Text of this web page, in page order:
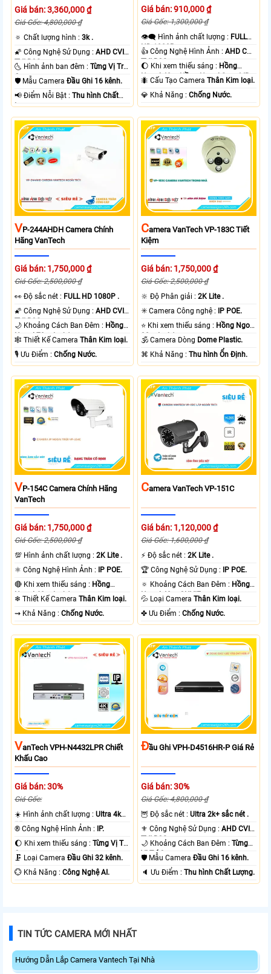
Giá bán: 3,360,000 ₫
Giá Gốc: 4,800,000 ₫
🔅 Chất lượng hình :3k .
🌠 Công Nghệ Sử Dụng :AHD CVI
TVI BCS.
🌜 Hình ảnh ban đêm :Từng Vị Trí
Camera .
🛡 Mẫu CameraĐầu Ghi 16 kênh.
️📢 Điểm Nỗi Bật :Thu hình Chất
Lượng.
Giá bán: 910,000 ₫
Giá Gốc: 1,300,000 ₫
👁️‍🗨 Hình ảnh chất lượng : FULL
HD 1080P .
👍 Công Nghệ Hình Ảnh :AHD CVI
TVI BCS.
🌔 Khi xem thiếu sáng : Hồng
Ngoại 40m Hồng Ngoại Smart IR.
🐜 Cấu Tạo CameraThân Kim loại.
️💎 Khả Năng :Chống Nước.
VP-244AHDH Camera Chính
Hãng VanTech
Giá bán: 1,750,000 ₫
Giá Gốc: 2,500,000 ₫
️👀 Độ sắc nét : FULL HD 1080P .
🌠 Công Nghệ Sử Dụng :AHD CVI
TVI BCS.
🌙 Khoảng Cách Ban Đêm : Hồng
Ngoại 70m Led Array.
🕸️ Thiết Kế CameraThân Kim loại.
️🎙 Ưu Điểm :Chống Nước.
CAmera VanTech VP-183C Tiết
Kiệm
Giá bán: 1,750,000 ₫
Giá Gốc: 2,500,000 ₫
🔆 Độ Phân giải :2K Lite .
✳️ Camera Công nghệ :
IP POE.
⭐ Khi xem thiếu sáng : Hồng Ngoại
30m Led Array.
🕉️ Camera Dòng Dome Plastic.
️⌘ Khả Năng :Thu hình Ổn Định.
VP-154C Camera Chính Hãng
VanTech
Giá bán: 1,750,000 ₫
Giá Gốc: 2,500,000 ₫
💯 Hình ảnh chất lượng :2K Lite .
⚛️ Công Nghệ Hình Ảnh :
IP POE.
🔴 Khi xem thiếu sáng : Hồng
Ngoại 60m Led Array.
❄ Thiết Kế CameraThân Kim loại.
️⇝ Khả Năng :Chống Nước.
CAmera VanTech VP-151C
Giá bán: 1,120,000 ₫
Giá Gốc: 1,600,000 ₫
️⚡ Độ sắc nét :2K Lite .
🏆 Công Nghệ Sử Dụng :
IP POE.
🔅 Khoảng Cách Ban Đêm : Hồng
Ngoại 40m ONVIF.
💦 Loại CameraThân Kim loại.
️✤ Ưu Điểm :Chống Nước.
VAnTech VPH-N4432LPR Chiết
Khấu Cao
Giá bán: 30%
Giá Gốc:
☀️ Hình ảnh chất lượng :Ultra 4k
👍🏾 .
®️ Công Nghệ Hình Ảnh : IP.
🌔 Khi xem thiếu sáng :Từng Vị Trí
Camera .
🗜️ Loại CameraĐầu Ghi 32 kênh.
️💮 Khả Năng :Công Nghệ AI.
ĐẦu Ghi VPH-D4516HR-P Giá Rẻ
Giá bán: 30%
Giá Gốc: 4,800,000 ₫
🦉 Độ sắc nét :Ultra 2k+ sắc nét .
⚜️ Công Nghệ Sử Dụng :AHD CVI
TVI BCS.
🌙 Khoảng Cách Ban Đêm :Từng
Vị Trí Camera .
🛡 Mẫu CameraĐầu Ghi 16 kênh.
️🔈 Ưu Điểm :Thu hình Chất Lượng.
TIN TỨC CAMERA MỚI NHẤT
Hướng Dẫn Lắp Camera Vantech Tại Nhà